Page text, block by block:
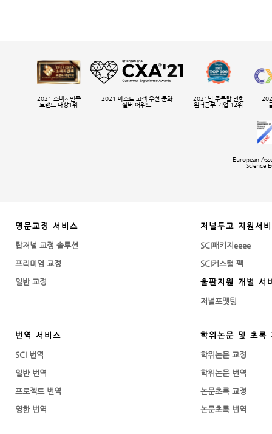
2021 소비자만족
브랜드 대상1위
2021 베스트 고객 우선 문화
실버 어워드
2021년 주목할 만한
원격근무 기업 12위
European
Science
영문교정 서비스
탑저널 교정 솔루션
프리미엄 교정
일반 교정
번역 서비스
SCI 번역
일반 번역
프로젝트 번역
영한 번역
저널투고 지원서
SCI패키지eeee
SCI커스텀 팩
출판지원 개별 서
저널포맷팅
학위논문 및 초록
학위논문 교정
학위논문 번역
논문초록 교정
논문초록 번역